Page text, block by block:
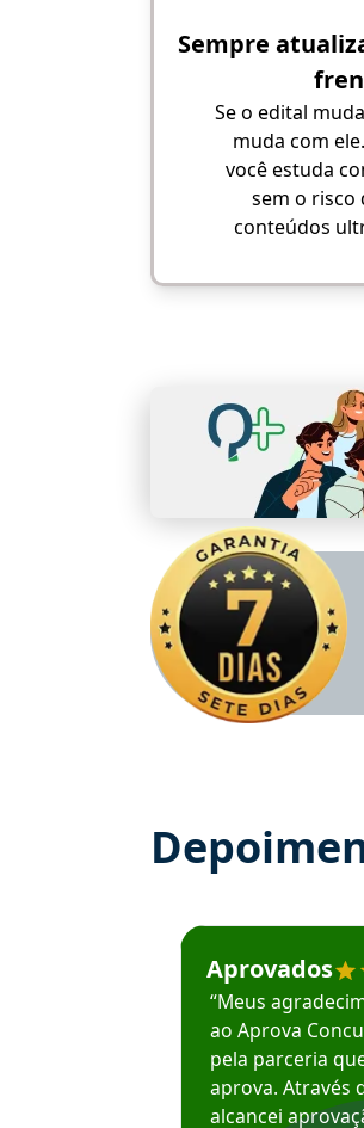
Sempre
Se o edital
muda com
você estuda
sem o risco
conteúdos
Estudante José
Aprovados
“Meus
ao Aprova
pela parceria
aprova. Através
alcancei